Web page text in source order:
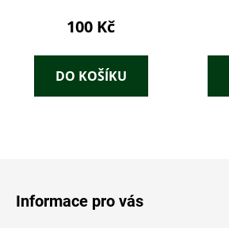
100 Kč
DO KOŠÍKU
Informace pro vás